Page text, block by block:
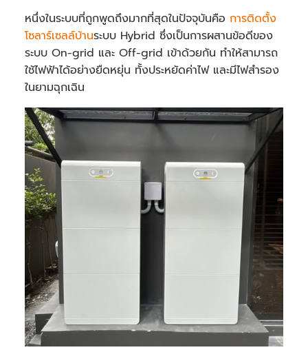
หนึ่งในระบบที่ถูกพูดถึงมากที่สุดในปัจจุบันคือ การติดตั้ง
โซลาร์เซลล์บ้านระบบ Hybrid ซึ่งเป็นการผสานข้อดีของ
ระบบ On-grid และ Off-grid เข้าด้วยกัน ทำให้สามารถ
ใช้ไฟฟ้าได้อย่างยืดหยุ่น ทั้งประหยัดค่าไฟ และมีไฟสำรอง
ในยามฉุกเฉิน